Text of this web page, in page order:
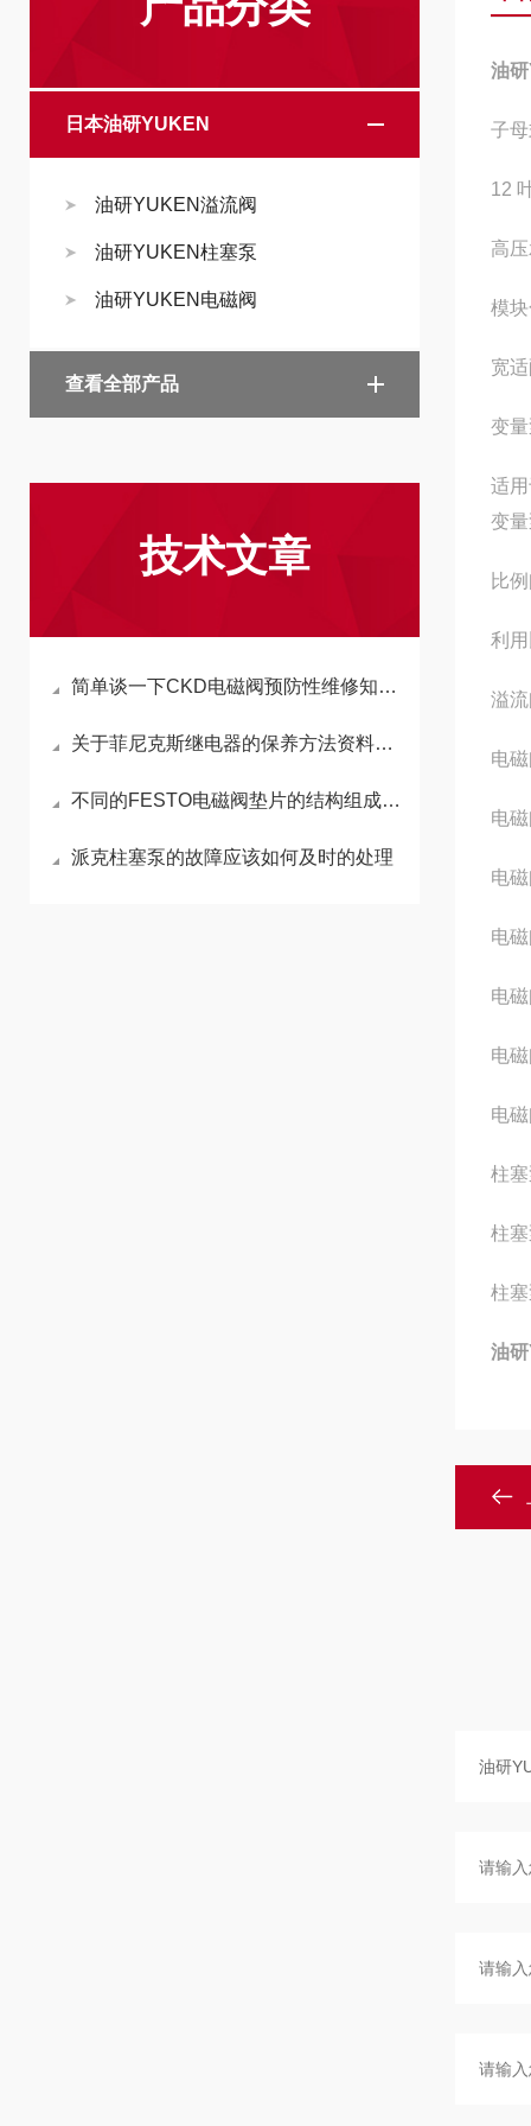
日本油研YUKEN
油研YUKEN溢流阀
油研YUKEN柱塞泵
油研YUKEN电磁阀
查看全部产品
技术文章
简单谈一下CKD电磁阀预防性维修知识点
关于菲尼克斯继电器的保养方法资料各有那些
不同的FESTO电磁阀垫片的结构组成有哪些
派克柱塞泵的故障应该如何及时的处理
油
子
12
高
模
宽
变
适
变
比
利
溢
电
电
电
电
电
电
电
柱
柱
柱
油